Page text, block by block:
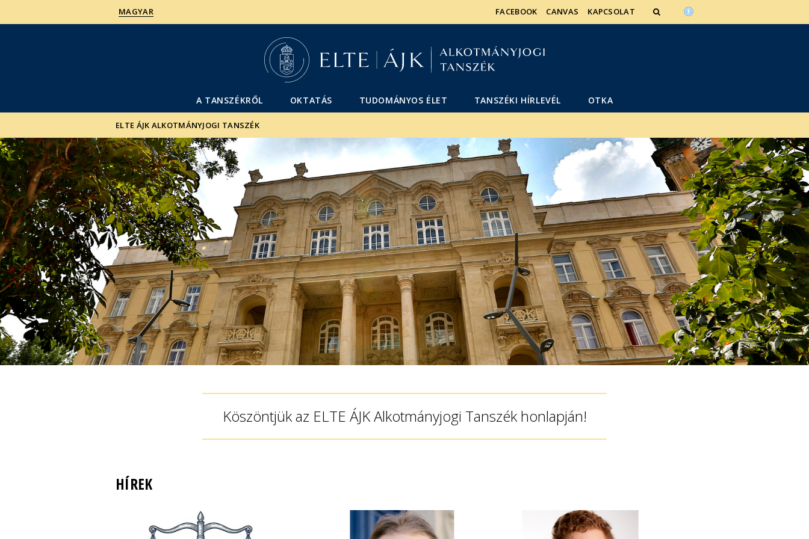
MAGYAR FACEBOOK CANVAS KAPCSOLAT
A TANSZÉKRŐL OKTATÁS TUDOMÁNYOS ÉLET TANSZÉKI HÍRLEVÉL OTKA
ELTE ÁJK ALKOTMÁNYJOGI TANSZÉK
Köszöntjük az ELTE ÁJK Alkotmányjogi Tanszék honlapján!
HÍREK